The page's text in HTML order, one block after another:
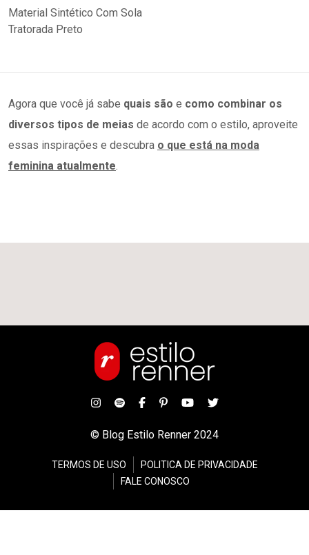
Agora que você já sabe quais são e como combinar os
diversos tipos de meias de acordo com o estilo, aproveite
essas inspirações e descubra o que está na moda
feminina atualmente
© Blog Estilo Renner 2024
TERMOS DE USO
POLITICA DE PRIVACIDADE
FALE CONOSCO